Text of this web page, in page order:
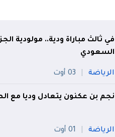
في ثالث مباراة ودية.. مولودية
السعودي
الرياضة 03 أوت
نجم بن عكنون يتعادل وديا مع
الرياضة 01 أوت